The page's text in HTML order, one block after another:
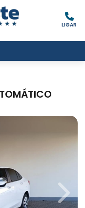
LIGAR
Next